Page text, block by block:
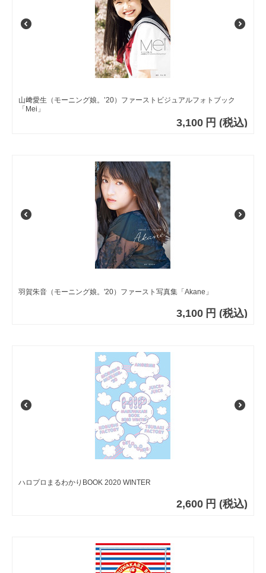
山﨑愛生（モーニング娘。’20）ファーストビジュアルフォトブック
「Mei」
3,100 円 (税込)
羽賀朱音（モーニング娘。'20）ファースト写真集「Akane」
3,100 円 (税込)
ハロプロまるわかりBOOK 2020 WINTER
2,600 円 (税込)